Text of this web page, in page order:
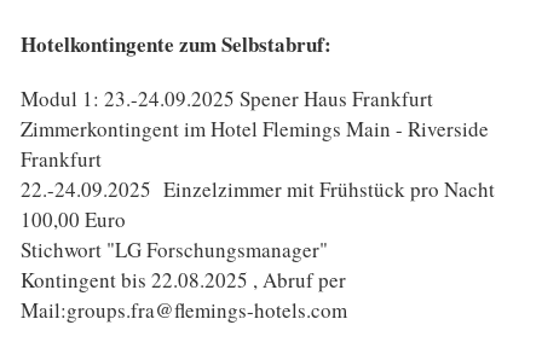
Hotelkontingente zum Selbstabruf:
Modul 1: 23.-24.09.2025 Spener Haus Frankfurt
Zimmerkontingent im Hotel Flemings Main - Riverside
Frankfurt
22.-24.09.2025 Einzelzimmer mit Frühstück pro Nacht
100,00 Euro
Stichwort "LG Forschungsmanager"
Kontingent bis 22.08.2025 , Abruf per
Mail:groups.fra@flemings-hotels.com